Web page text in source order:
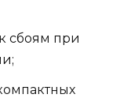
сбоям при